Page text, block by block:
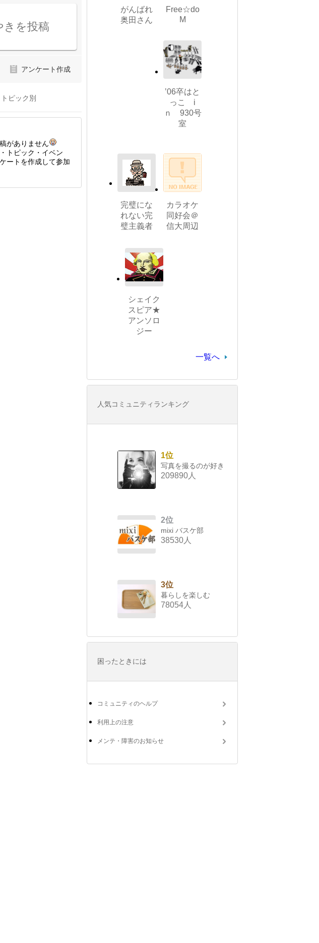
きを投稿
アンケート作成
トピック別
がありません
トピック・イベン
ートを作成して参加
がんばれ
奥田さん
Free☆do
M
’06卒はと
っこ i
ｎ 930号
室
完璧にな
れない完
璧主義者
カラオケ
同好会＠
信大周辺
シェイク
スピア★
アンソロ
ジー
一覧へ
人気コミュニティランキング
1位
写真を撮るのが好き
209890人
2位
mixi バスケ部
38530人
3位
暮らしを楽しむ
78054人
困ったときには
コミュニティのヘルプ
利用上の注意
メンテ・障害のお知らせ